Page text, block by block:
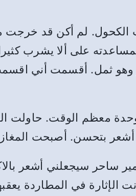
الكحول. لم أكن قد
لمساعدته على ألا يشرب
وهو ثمل. أقسمت أني
معظم الوقت. حاولت
بتحسن. أصبحت
ساحر سيجعلني أشعر
في المطاردة